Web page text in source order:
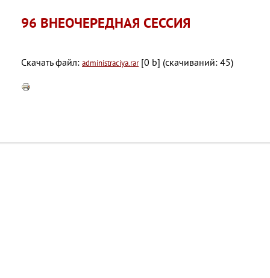
96 ВНЕОЧЕРЕДНАЯ СЕССИЯ
Скачать файл: administraciya.rar[0 b] (cкачиваний: 45)